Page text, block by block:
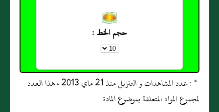
حجم الخط :
* : عدد المشاهدات و التنزيل منذ 21 ماي 2013 ، هذا العدد
لمجموع المواد المتعلقة بموضوع المادة